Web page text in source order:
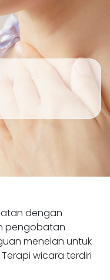
dengan
pengobatan
menelan untuk
wicara terdiri